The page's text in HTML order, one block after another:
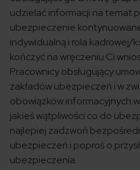
udzielać informacji na temat
ubezpieczenie
indywidualną i rola kadrowej/
kończyć na wręczeniu Ci
Pracownicy obsługujący
zakładów ubezpieczeń i w
obowiązków informacyjnych
jakieś wątpliwości co do
najlepiej zadzwoń
ubezpieczeń i poproś o
ubezpieczenia.